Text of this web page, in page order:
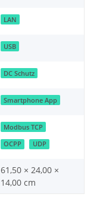
LAN
USB
DC Schutz
Smartphone App
Modbus TCP
OCPP UDP
61,50 × 24,00 ×
14,00 cm